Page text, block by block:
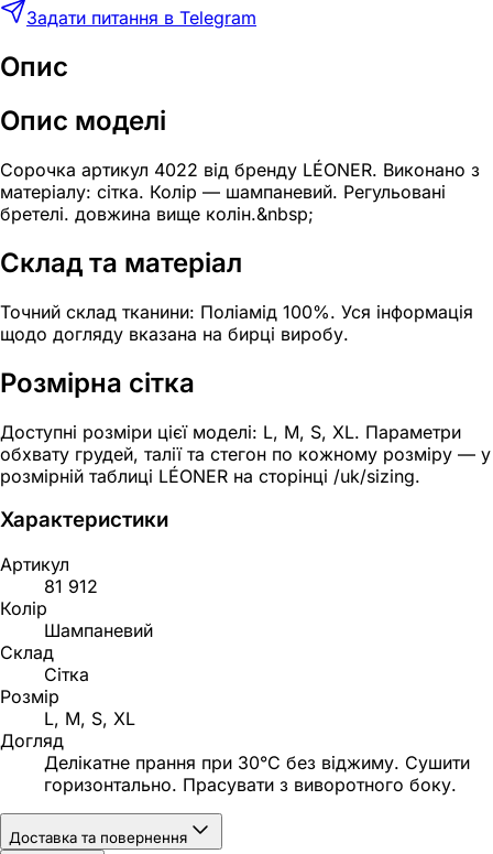
Задати питання в Telegram
Опис
Опис моделі
Сорочка артикул 4022 від бренду LÉONER. Виконано з
матеріалу: сітка. Колір — шампаневий. Регульовані
бретелі. довжина вище колін.&nbsp;
Склад та матеріал
Точний склад тканини: Поліамід 100%. Уся інформація
щодо догляду вказана на бирці виробу.
Розмірна сітка
Доступні розміри цієї моделі: L, M, S, XL. Параметри
обхвату грудей, талії та стегон по кожному розміру — у
розмірній таблиці LÉONER на сторінці /uk/sizing.
Характеристики
Артикул
81 912
Колір
Шампаневий
Склад
Сітка
Розмір
L, M, S, XL
Догляд
Делікатне прання при 30°C без віджиму. Сушити
горизонтально. Прасувати з виворотного боку.
Доставка та повернення